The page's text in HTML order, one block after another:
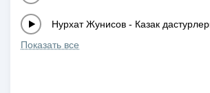
Нурхат Жунисов - Казак
Показать все